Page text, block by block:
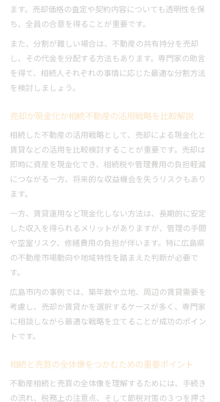
ます。売却価格の査定や契約内容についても透明性を保
ち、全員の合意を得ることが重要です。
また、分割が難しい場合は、不動産の共有持分を売却
し、その代金を分配する方法もあります。専門家の助言
を得て、相続人それぞれの事情に応じた最適な分割方法
を検討しましょう。
売却か現金化か相続不動産の活用戦略を比較解説
相続した不動産の活用戦略として、売却による現金化と
賃貸などの活用を比較検討することが重要です。売却は
即時に資産を現金化でき、相続税や管理費用の負担軽減
につながる一方、将来的な収益機会を失うリスクもあり
ます。
一方、賃貸運用など現金化しない方法は、長期的に安定
した収入を得られるメリットがありますが、管理の手間
や空室リスク、修繕費用の負担が伴います。特に広島県
の不動産市場動向や地域特性を踏まえた判断が必要で
す。
広島市内の事例では、築年数や立地、周辺の賃貸需要を
考慮し、売却か賃貸かを選択するケースが多く、専門家
に相談しながら最適な戦略を立てることが成功のポイン
トです。
相続と売買の全体像をつかむための重要ポイント
不動産相続と売買の全体像を理解するためには、手続き
の流れ、税務上の注意点、そして節税対策の３つを押さ